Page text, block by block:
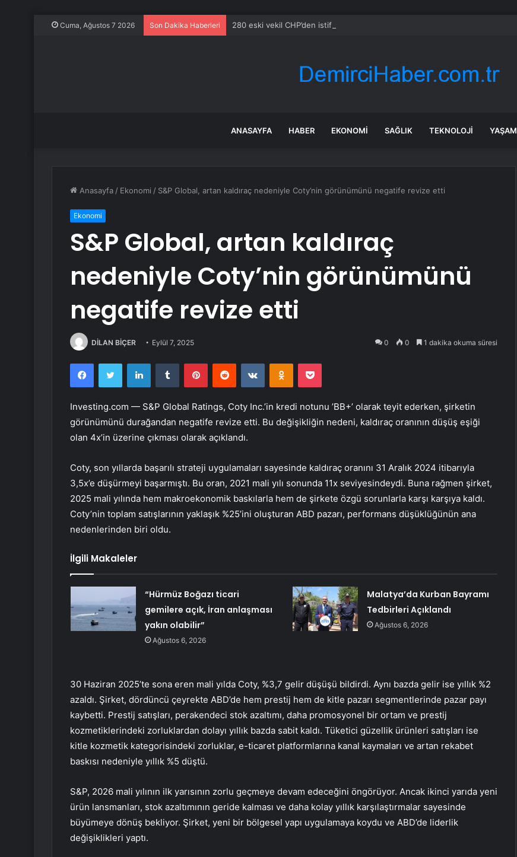
Cuma, Ağustos 7 2026 Son Dakika Haberleri 280 eski vekil CHP’den istifa etti
ANASAYFA HABER EKONOMI SAĞLIK TEKNOLOJI YAŞAM
Anasayfa / Ekonomi / S&P Global, artan kaldıraç nedeniyle Coty’nin görünümünü negatife revize etti
Ekonomi
S&P Global, artan kaldıraç
nedeniyle Coty’nin görünümünü
negatife revize etti
DİLAN BİÇER Eylül 7, 2025 0 0 1 dakika okuma süresi
FacebookTwitter LinkedInTumblr PinterestReddit VKontakteOdnoklassniki
Pocket
Investing.com — S&P Global Ratings, Coty Inc.’in kredi notunu ’BB+’ olarak teyit ederken, şirketin
görünümünü durağandan negatife revize etti. Bu değişikliğin nedeni, kaldıraç oranının düşüş eşiği
olan 4x’in üzerine çıkması olarak açıklandı.
Coty, son yıllarda başarılı strateji uygulamaları sayesinde kaldıraç oranını 31 Aralık 2024 itibarıyla
3,5x’e düşürmeyi başarmıştı. Bu oran, 2021 mali yılı sonunda 11x seviyesindeydi. Buna rağmen şirket,
2025 mali yılında hem makroekonomik baskılarla hem de şirkete özgü sorunlarla karşı karşıya kaldı.
Coty’nin toplam satışlarının yaklaşık %25’ini oluşturan ABD pazarı, performans düşüklüğünün ana
nedenlerinden biri oldu.
İlgili Makaleler
“Hürmüz Boğazı ticari
gemilere açık, İran anlaşması
yakın olabilir”
Ağustos 6, 2026
Malatya’da Kurban Bayramı
Tedbirleri Açıklandı
Ağustos 6, 2026
30 Haziran 2025’te sona eren mali yılda Coty, %3,7 gelir düşüşü bildirdi. Aynı bazda gelir ise yıllık %2
azaldı. Şirket, dördüncü çeyrekte ABD’de hem prestij hem de kitle pazarı segmentlerinde pazar payı
kaybetti. Prestij satışları, perakendeci stok azaltımı, daha promosyonel bir ortam ve prestij
kozmetiklerindeki zorluklardan dolayı yıllık bazda sabit kaldı. Tüketici güzellik ürünleri satışları ise
kitle kozmetik kategorisindeki zorluklar, e-ticaret platformlarına kanal kaymaları ve artan rekabet
baskısı nedeniyle yıllık %5 düştü.
S&P, 2026 mali yılının ilk yarısının zorlu geçmeye devam edeceğini öngörüyor. Ancak ikinci yarıda yeni
ürün lansmanları, stok azaltımının geride kalması ve daha kolay yıllık karşılaştırmalar sayesinde
büyümeye dönüş bekliyor. Şirket, yeni bir bölgesel yapı uygulamaya koydu ve ABD’de liderlik
değişiklikleri yaptı.